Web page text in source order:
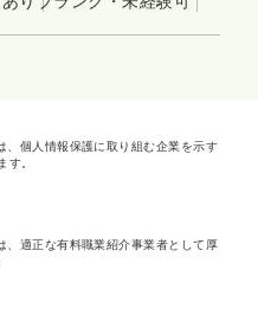
個人情報保護に取り組む企業を示す
す。
適正な有料職業紹介事業者として厚